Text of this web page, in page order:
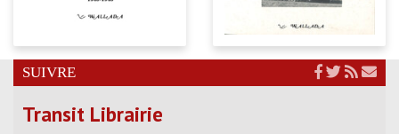
SUIVRE
Transit Librairie